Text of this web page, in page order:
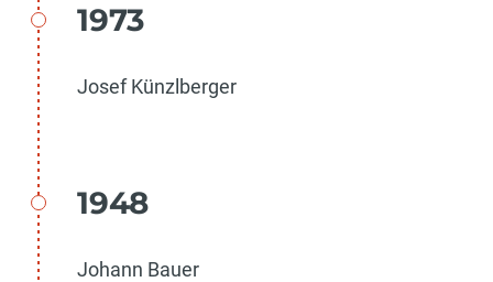
1973
Josef Künzlberger
1948
Johann Bauer